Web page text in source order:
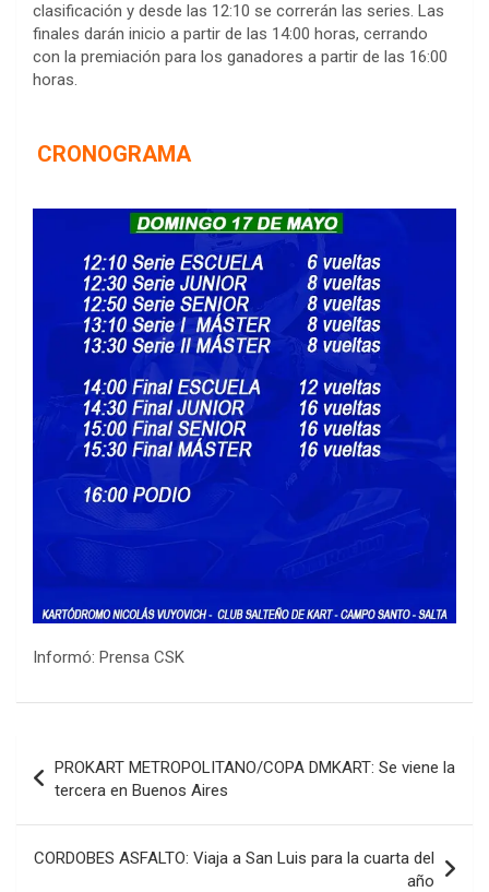
clasificación y desde las 12:10 se correrán las series. Las
finales darán inicio a partir de las 14:00 horas, cerrando
con la premiación para los ganadores a partir de las 16:00
horas.
CRONOGRAMA
Informó: Prensa CSK
de
entradas
PROKART METROPOLITANO/COPA DMKART: Se viene la
tercera en Buenos Aires
CORDOBES ASFALTO: Viaja a San Luis para la cuarta del
año
IAME SERIES ARGENTINA 6
Baradero (Buenos Aires)
KDO - F6